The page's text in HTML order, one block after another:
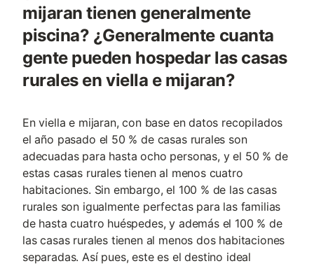
mijaran tienen generalmente
piscina? ¿Generalmente cuanta
gente pueden hospedar las casas
rurales en viella e mijaran?
En viella e mijaran, con base en datos recopilados
el año pasado el 50 % de casas rurales son
adecuadas para hasta ocho personas, y el 50 % de
estas casas rurales tienen al menos cuatro
habitaciones. Sin embargo, el 100 % de las casas
rurales son igualmente perfectas para las familias
de hasta cuatro huéspedes, y además el 100 % de
las casas rurales tienen al menos dos habitaciones
separadas. Así pues, este es el destino ideal